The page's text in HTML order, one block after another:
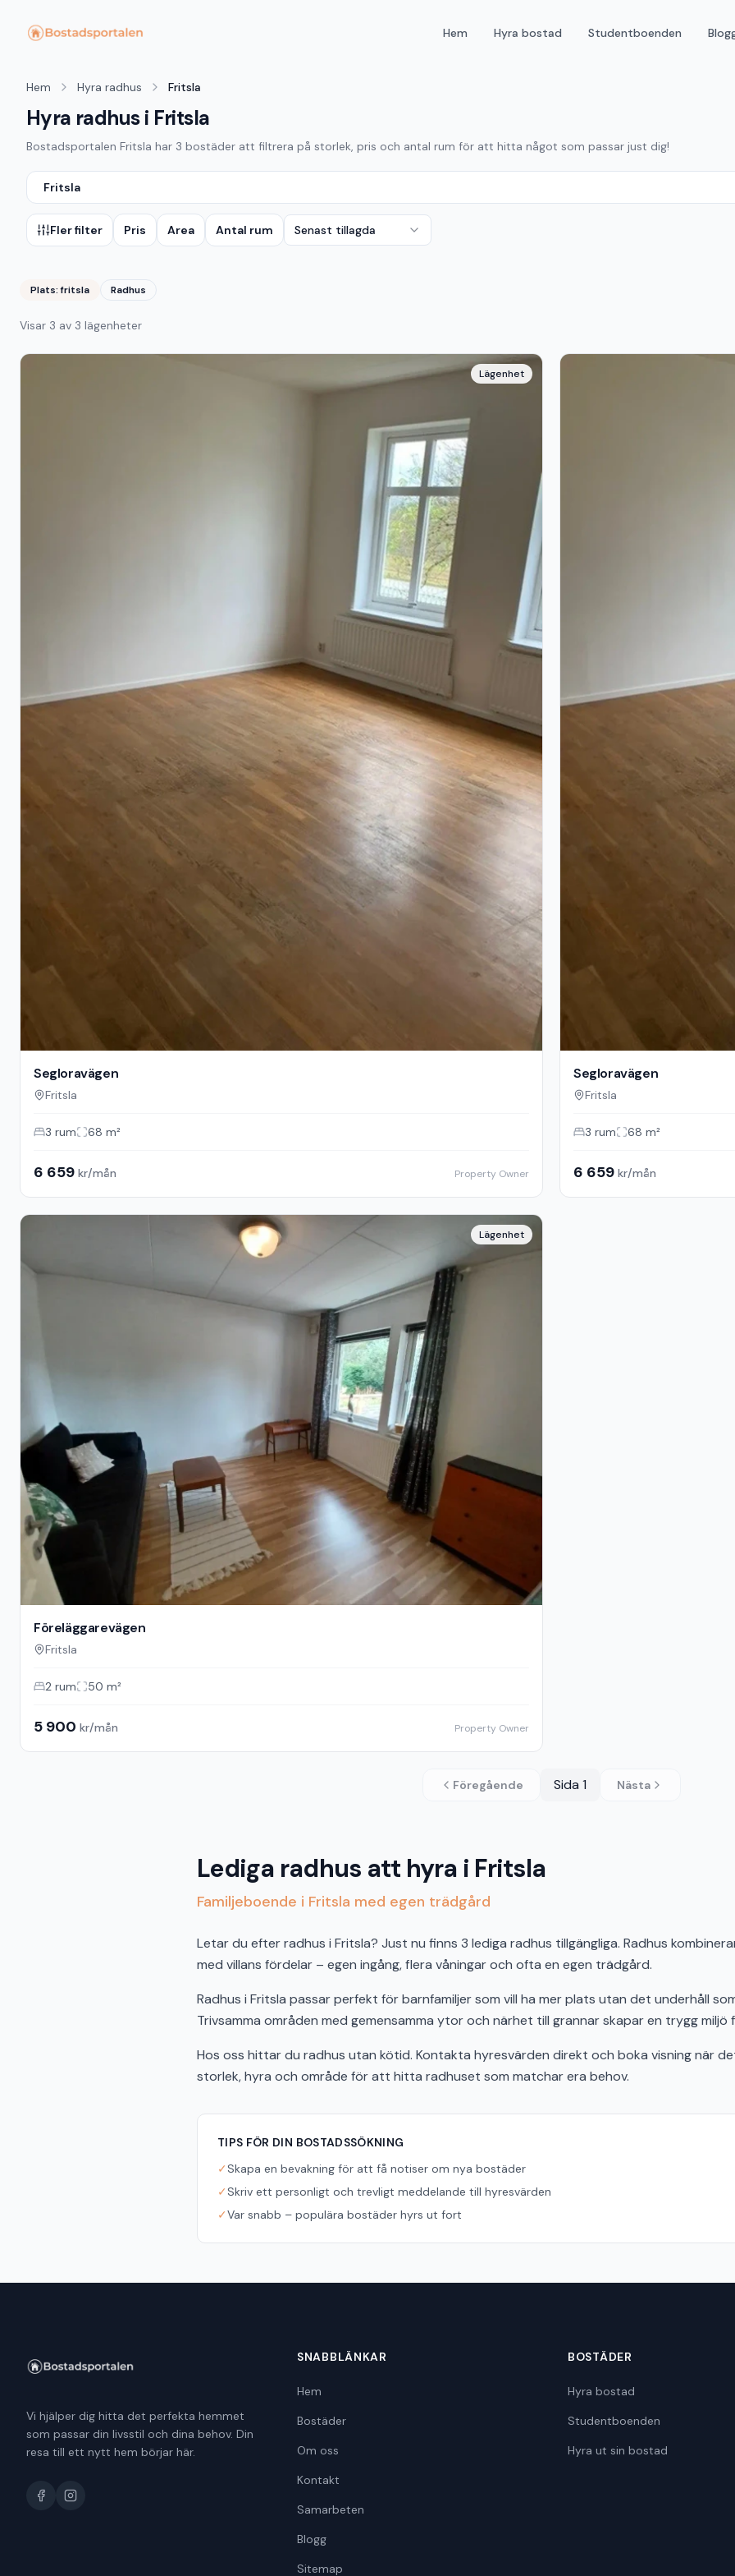
Hem Hyra bostad Studentboenden
Hem Hyra radhus Fritsla
Hyra radhus i Fritsla
Bostadsportalen Fritsla har 3 bostäder att filtrera på storlek, pris och antal rum för att hitta något som passar just dig!
Fritsla
Fler filter Pris Area Antal rum Senast tillagda
Plats:fritsla Radhus
Visar 3 av 3 lägenheter
Lägenhet
Segloravägen
Fritsla
3 rum 68 m²
6 659 kr/mån Property Owner
Segloravägen
Fritsla
3 rum 68 m²
6 659 kr/mån
Lägenhet
Föreläggarevägen
Fritsla
2 rum 50 m²
5 900 kr/mån Property Owner
Föregående Sida 1 Nästa
Lediga radhus att hyra i Fritsla
Familjeboende i Fritsla med egen trädgård
Letar du efter radhus i Fritsla? Just nu finns 3 lediga radhus tillgängliga. Radhus
med villans fördelar – egen ingång, flera våningar och ofta en egen trädgård.
Radhus i Fritsla passar perfekt för barnfamiljer som vill ha mer plats utan det underhåll
Trivsamma områden med gemensamma ytor och närhet till grannar skapar en trygg miljö
Hos oss hittar du radhus utan kötid. Kontakta hyresvärden direkt och boka visning när
storlek, hyra och område för att hitta radhuset som matchar era behov.
TIPS FÖR DIN BOSTADSSÖKNING
✓Skapa en bevakning för att få notiser om nya bostäder
✓Skriv ett personligt och trevligt meddelande till hyresvärden
✓Var snabb – populära bostäder hyrs ut fort
Vi hjälper dig hitta det perfekta hemmet
som passar din livsstil och dina behov. Din
resa till ett nytt hem börjar här.
SNABBLÄNKAR
Hem
Bostäder
Om oss
Kontakt
Samarbeten
Blogg
Sitemap
BOSTÄDER
Hyra bostad
Studentboenden
Hyra ut sin bostad